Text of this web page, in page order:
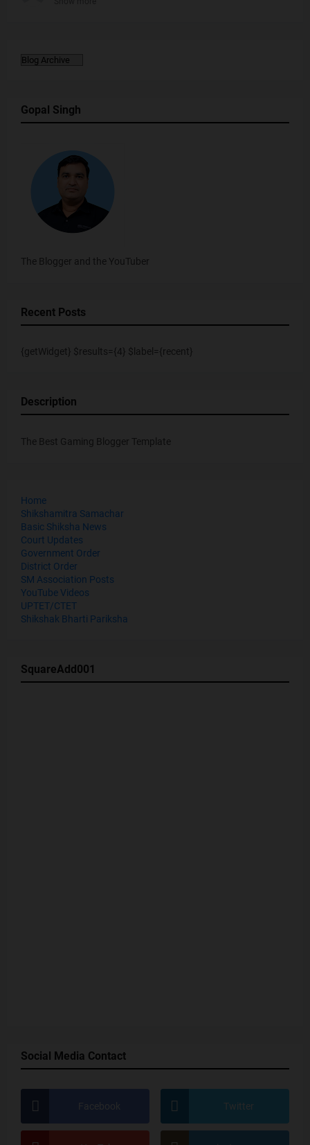
Gopal Singh
The Blogger and the YouTuber
Recent Posts
{getWidget} $results={4} $label={recent}
Description
The Best Gaming Blogger Template
Home
Shikshamitra Samachar
Basic Shiksha News
Court Updates
Government Order
District Order
SM Association Posts
YouTube Videos
UPTET/CTET
Shikshak Bharti Pariksha
SquareAdd001
Social Media Contact
Facebook Twitter